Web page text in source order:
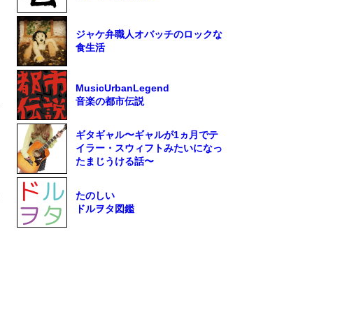
ジャケ弁職人オバッチのロックな
食生活
MusicUrbanLegend
音楽の都市伝説
ギタギャル〜ギャルが1ヵ月でテ
イラー・スウィフトみたいになっ
たまじうける話〜
たのしい
ドルヲタ図鑑